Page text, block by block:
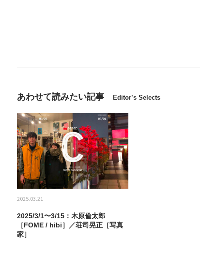
あわせて読みたい記事 Editor’s Selects
2025.03.21
2025/3/1〜3/15：木原倫太郎
［FOME / hibi］／荘司晃正［写真
家］